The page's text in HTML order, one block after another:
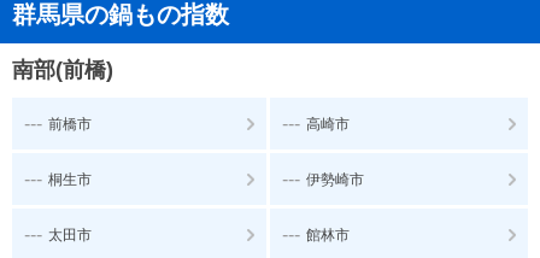
群馬県の鍋もの指数
南部(前橋)
--- 前橋市 --- 高崎市
--- 桐生市 --- 伊勢崎市
--- 太田市 --- 館林市